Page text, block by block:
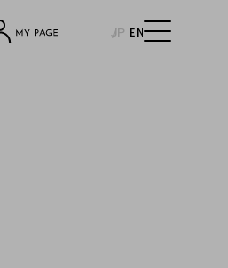
JP EN